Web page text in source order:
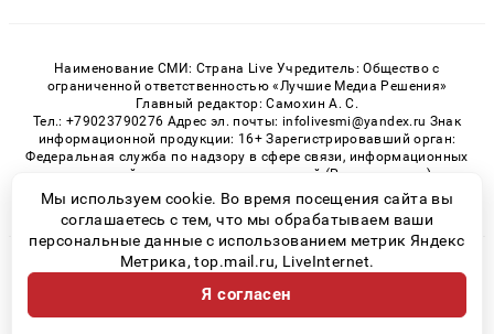
Наименование СМИ: Страна Live Учредитель: Общество с
ограниченной ответственностью «Лучшие Медиа Решения»
Главный редактор: Самохин А. С.
Тел.: +79023790276 Адрес эл. почты: infolivesmi@yandex.ru Знак
информационной продукции: 16+ Зарегистрировавший орган:
Федеральная служба по надзору в сфере связи, информационных
технологий и массовых коммуникаций (Роскомнадзор)
Регистрационный номер СМИ ЭЛ № ФС 77 - 82538 от 21.01.2022
© 2026 «» | Все права защищены
Возрастная категория сайта 16+
Политика конфиденциальности
Мы используем cookie. Во время посещения сайта вы
соглашаетесь с тем, что мы обрабатываем ваши
персональные данные с использованием метрик Яндекс
Метрика, top.mail.ru, LiveInternet.
Я согласен